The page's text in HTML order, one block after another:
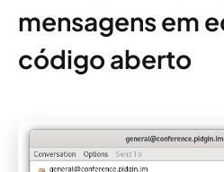
mensagens em
código aberto